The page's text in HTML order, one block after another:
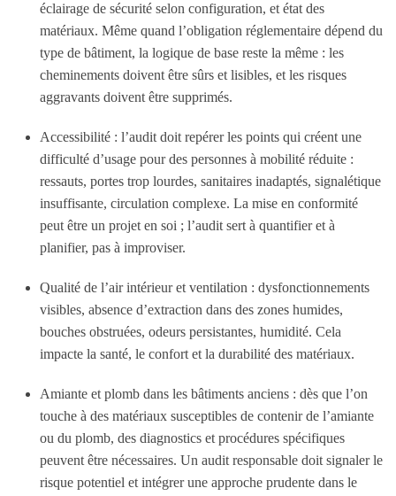
éclairage de sécurité selon configuration, et état des
matériaux. Même quand l’obligation réglementaire dépend du
type de bâtiment, la logique de base reste la même : les
cheminements doivent être sûrs et lisibles, et les risques
aggravants doivent être supprimés.
Accessibilité : l’audit doit repérer les points qui créent une
difficulté d’usage pour des personnes à mobilité réduite :
ressauts, portes trop lourdes, sanitaires inadaptés, signalétique
insuffisante, circulation complexe. La mise en conformité
peut être un projet en soi ; l’audit sert à quantifier et à
planifier, pas à improviser.
Qualité de l’air intérieur et ventilation : dysfonctionnements
visibles, absence d’extraction dans des zones humides,
bouches obstruées, odeurs persistantes, humidité. Cela
impacte la santé, le confort et la durabilité des matériaux.
Amiante et plomb dans les bâtiments anciens : dès que l’on
touche à des matériaux susceptibles de contenir de l’amiante
ou du plomb, des diagnostics et procédures spécifiques
peuvent être nécessaires. Un audit responsable doit signaler le
risque potentiel et intégrer une approche prudente dans le